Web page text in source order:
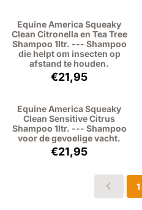
Equine America Squeaky
Clean Citronella en Tea Tree
Shampoo 1ltr. --- Shampoo
die helpt om insecten op
afstand te houden.
Prijs: 21,95,
€21,95
Equine America Squeaky
Clean Sensitive Citrus
Shampoo 1ltr. --- Shampoo
voor de gevoelige vacht.
Prijs: 21,95,
€21,95
1